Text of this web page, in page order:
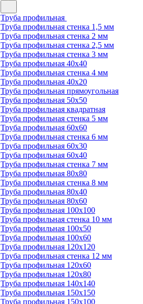
Труба профильная
Труба профильная стенка 1,5 мм
Труба профильная стенка 2 мм
Труба профильная стенка 2,5 мм
Труба профильная стенка 3 мм
Труба профильная 40х40
Труба профильная стенка 4 мм
Труба профильная 40х20
Труба профильная прямоугольная
Труба профильная 50х50
Труба профильная квадратная
Труба профильная стенка 5 мм
Труба профильная 60х60
Труба профильная стенка 6 мм
Труба профильная 60х30
Труба профильная 60х40
Труба профильная стенка 7 мм
Труба профильная 80х80
Труба профильная стенка 8 мм
Труба профильная 80х40
Труба профильная 80х60
Труба профильная 100х100
Труба профильная стенка 10 мм
Труба профильная 100х50
Труба профильная 100х60
Труба профильная 120х120
Труба профильная стенка 12 мм
Труба профильная 120х60
Труба профильная 120х80
Труба профильная 140х140
Труба профильная 150х150
Труба профильная 150х100